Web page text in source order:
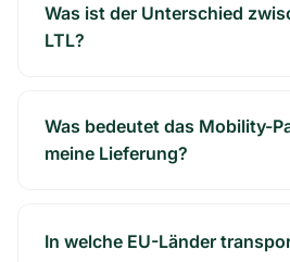
Was ist der Unterschied
LTL?
Was bedeutet das Mobility-
meine Lieferung?
In welche EU-Länder